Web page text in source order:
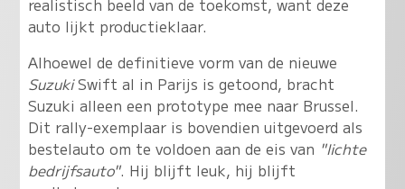
realistisch beeld van de toekomst, want deze
auto lijkt productieklaar.
Alhoewel de definitieve vorm van de nieuwe
SuzukiSwift al in Parijs is getoond, bracht
Suzuki alleen een prototype mee naar Brussel.
Dit rally-exemplaar is bovendien uitgevoerd als
bestelauto om te voldoen aan de eis van "lichte
bedrijfsauto". Hij blijft leuk, hij blijft